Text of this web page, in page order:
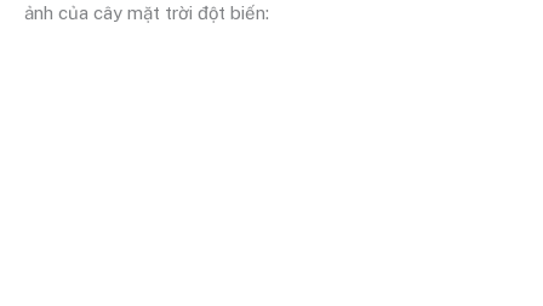
ảnh của cây mặt trời đột biến: